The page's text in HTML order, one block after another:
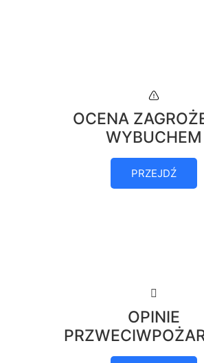
OCENA
WYBUCHEM
PRZEJDŹ
OPINIE